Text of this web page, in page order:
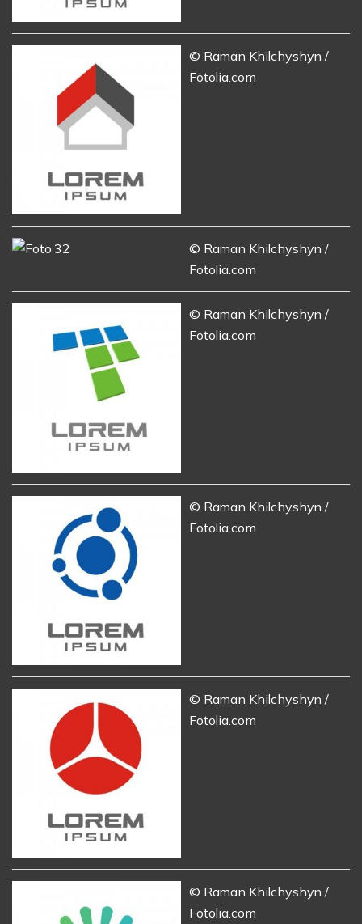
© Raman Khilchyshyn /
Fotolia.com
© Raman Khilchyshyn /
Fotolia.com
© Raman Khilchyshyn /
Fotolia.com
© Raman Khilchyshyn /
Fotolia.com
© Raman Khilchyshyn /
Fotolia.com
© Raman Khilchyshyn /
Fotolia.com